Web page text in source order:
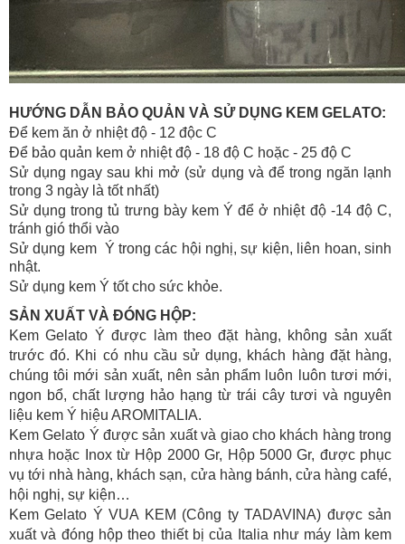
HƯỚNG DẪN BẢO QUẢN VÀ SỬ DỤNG KEM GELATO:
Để kem ăn ở nhiệt độ - 12 độc C
Để bảo quản kem ở nhiệt độ - 18 độ C hoặc - 25 độ C
Sử dụng ngay sau khi mở (sử dụng và để trong ngăn lạnh
trong 3 ngày là tốt nhất)
Sử dụng trong tủ trưng bày kem Ý để ở nhiệt độ -14 độ C,
tránh gió thổi vào
Sử dụng kem Ý trong các hội nghị, sự kiện, liên hoan, sinh
nhật.
Sử dụng kem Ý tốt cho sức khỏe.
SẢN XUẤT VÀ ĐÓNG HỘP:
Kem Gelato Ý được làm theo đặt hàng, không sản xuất
trước đó. Khi có nhu cầu sử dụng, khách hàng đặt hàng,
chúng tôi mới sản xuất, nên sản phẩm luôn luôn tươi mới,
ngon bổ, chất lượng hảo hạng từ trái cây tươi và nguyên
liệu kem Ý hiệu AROMITALIA.
Kem Gelato Ý được sản xuất và giao cho khách hàng trong
nhựa hoặc Inox từ Hộp 2000 Gr, Hộp 5000 Gr, được phục
vụ tới nhà hàng, khách sạn, cửa hàng bánh, cửa hàng café,
hội nghị, sự kiện…
Kem Gelato Ý VUA KEM (Công ty TADAVINA) được sản
xuất và đóng hộp theo thiết bị của Italia như máy làm kem